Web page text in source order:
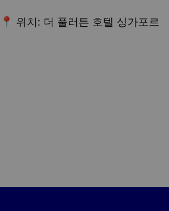
📍 위치: 더 풀러튼 호텔 싱가포르